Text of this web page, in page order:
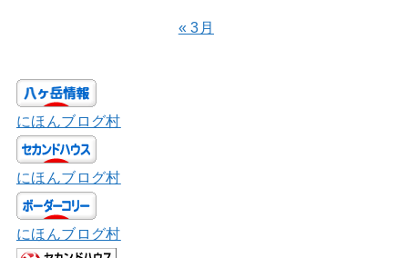
« 3月
にほんブログ村
にほんブログ村
にほんブログ村